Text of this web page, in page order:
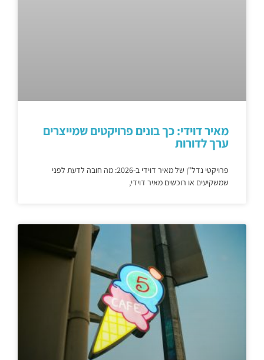
מאיר דוידי: כך בונים פרויקטים שמייצרים
ערך לדורות
פרויקטי נדל"ן של מאיר דוידי ב-2026: מה חובה לדעת לפני
שמשקיעים או רוכשים מאיר דוידי,